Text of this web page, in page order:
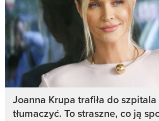
Joanna Krupa trafiła do szpitala
tłumaczyć. To straszne, co ją